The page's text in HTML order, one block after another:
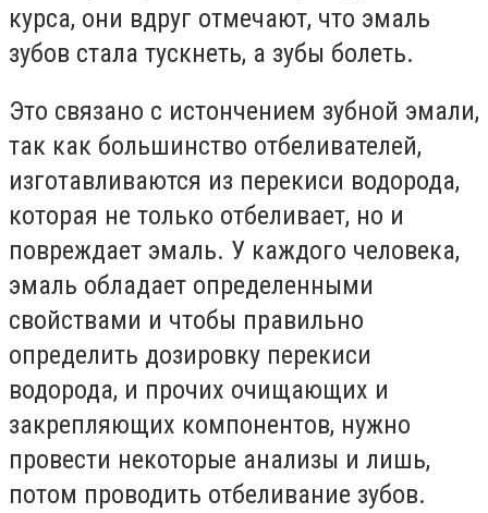
курса, они вдруг отмечают, что эмаль
зубов стала тускнеть, а зубы болеть.
Это связано с истончением зубной эмали,
так как большинство отбеливателей,
изготавливаются из перекиси водорода,
которая не только отбеливает, но и
повреждает эмаль. У каждого человека,
эмаль обладает определенными
свойствами и чтобы правильно
определить дозировку перекиси
водорода, и прочих очищающих и
закрепляющих компонентов, нужно
провести некоторые анализы и лишь,
потом проводить отбеливание зубов.